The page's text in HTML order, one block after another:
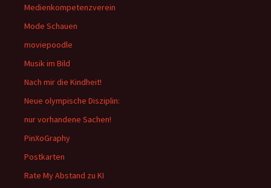
Medienkompetenzverein
Mode Schauen
moviepoodle
Musik im Bild
Nach mir die Kindheit!
Neue olympische Disziplin:
nur vorhandene Sachen!
PinXoGraphy
Postkarten
Rate My Abstand zu KI